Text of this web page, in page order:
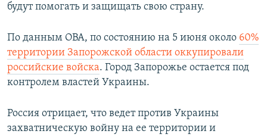
будут помогать и защищать свою страну.
По данным ОВА, по состоянию на 5 июня около 60%
территории Запорожской области оккупировали
российские войска. Город Запорожье остается под
контролем властей Украины.
Россия отрицает, что ведет против Украины
захватническую войну на ее территории и